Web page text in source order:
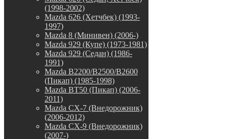
(1998-2002)
Mazda 626 (Хетчбек) (1993-
1997)
Mazda 8 (Минивен) (2006-)
Mazda 929 (Купе) (1973-1981)
Mazda 929 (Седан) (1986-
1991)
Mazda B2200/B2500/B2600
(Пикап) (1985-1998)
Mazda BT50 (Пикап) (2006-
2011)
Mazda CX-7 (Внедорожник)
(2006-2012)
Mazda CX-9 (Внедорожник)
(2007-)